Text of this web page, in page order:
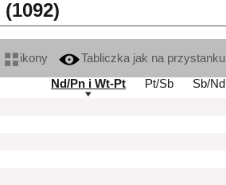
ikony
Tabliczka jak na przystanku
Nd/Pn i Wt-Pt
Pt/Sb
Sb/Nd